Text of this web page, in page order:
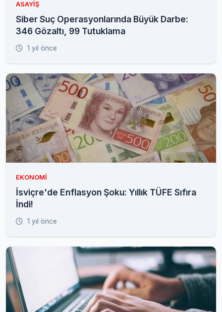
ASAYIŞ
Siber Suç Operasyonlarında Büyük Darbe:
346 Gözaltı, 99 Tutuklama
1 yıl önce
EKONOMI
İsviçre'de Enflasyon Şoku: Yıllık TÜFE Sıfıra
İndi!
1 yıl önce